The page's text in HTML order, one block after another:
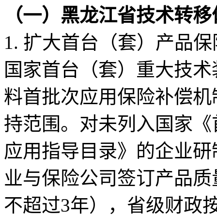
（一）黑龙江省技术转
1. 扩大首台（套）产品
国家首台（套）重大技
料首批次应用保险补偿
持范围。对未列入国家
应用指导目录》的企业
业与保险公司签订产品
不超过3年），省级财政